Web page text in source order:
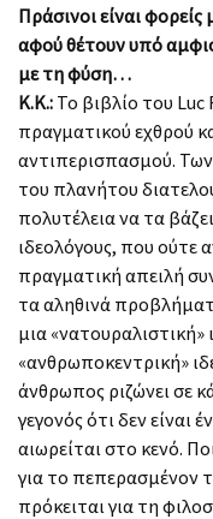
Πράσινοι είναι
αφού θέτουν υπό
με τη φύση…
Κ.Κ.: Το βιβλίο του
πραγματικού εχθρού
αντιπερισπασμού.
του πλανήτου
πολυτέλεια να τα
ιδεολόγους, που ούτε
πραγματική απειλή
τα αληθινά
μια «νατουραλιστική»
«ανθρωποκεντρική»
άνθρωπος ριζώνει σε
γεγονός ότι δεν είναι
αιωρείται στο κενό.
για το πεπερασμένον
πρόκειται για τη